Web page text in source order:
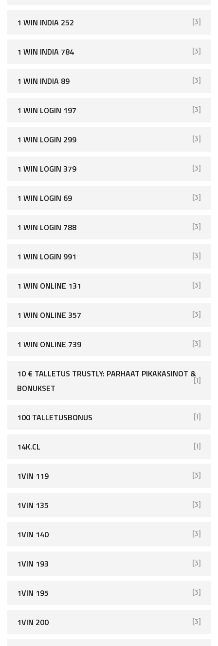
1 WIN INDIA 252 [3]
1 WIN INDIA 784 [3]
1 WIN INDIA 89 [3]
1 WIN LOGIN 197 [3]
1 WIN LOGIN 299 [3]
1 WIN LOGIN 379 [3]
1 WIN LOGIN 69 [3]
1 WIN LOGIN 788 [3]
1 WIN LOGIN 991 [3]
1 WIN ONLINE 131 [3]
1 WIN ONLINE 357 [3]
1 WIN ONLINE 739 [3]
10 € TALLETUS TRUSTLY: PARHAAT PIKAKASINOT &
BONUKSET
[1]
100 TALLETUSBONUS [1]
14K.CL [1]
1VIN 119 [3]
1VIN 135 [3]
1VIN 140 [3]
1VIN 193 [3]
1VIN 195 [3]
1VIN 200 [3]